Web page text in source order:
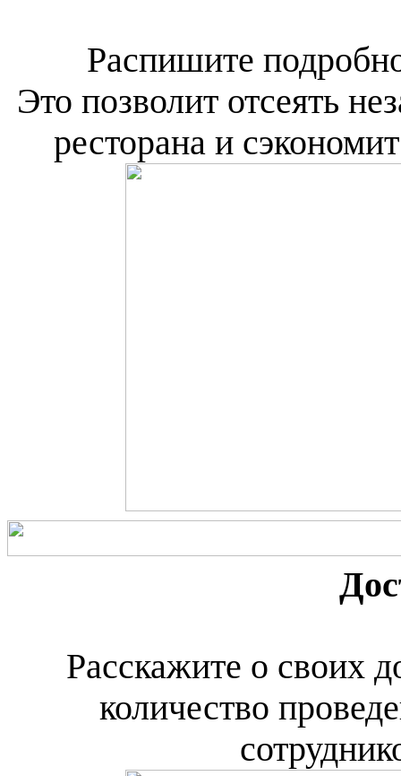
Распишите
Это позволит отсеять
ресторана и
Расскажите о своих
количество